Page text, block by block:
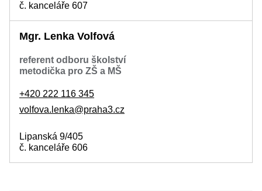
č. kanceláře 607
Mgr. Lenka Volfová
referent odboru školství
metodička pro ZŠ a MŠ
+420 222 116 345
volfova.lenka@praha3.cz
Lipanská 9/405
č. kanceláře 606